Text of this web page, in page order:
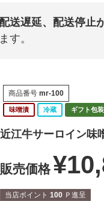
遅延、配送停止
す。
商品番号 mr-100
味噌漬 冷蔵 ギフト包
近江牛サーロイン味
販売価格¥
当店ポイント 100 Ｐ進呈